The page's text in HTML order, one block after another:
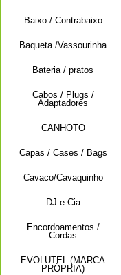
Baixo / Contrabaixo
Baqueta /Vassourinha
Bateria / pratos
Cabos / Plugs /
Adaptadores
CANHOTO
Capas / Cases / Bags
Cavaco/Cavaquinho
DJ e Cia
Encordoamentos /
Cordas
EVOLUTEL (MARCA
PRÓPRIA)